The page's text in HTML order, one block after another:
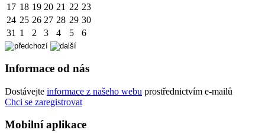
17 18 19 20 21 22 23
24 25 26 27 28 29 30
31 1 2 3 4 5 6
Informace od nás
Dostávejte informace z našeho webu prostřednictvím e-mailů
Chci se zaregistrovat
Mobilní aplikace